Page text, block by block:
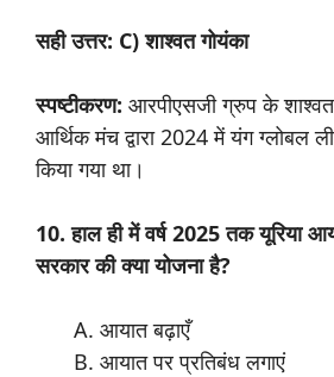
सही उत्तर: C) शाश्वत गोयंका
स्पष्टीकरण: आरपीएसजी ग्रुप के शाश्वत
आर्थिक मंच द्वारा 2024 में यंग ग्लोबल
किया गया था।
10. हाल ही में वर्ष 2025 तक यूरिया
सरकार की क्या योजना है?
आयात बढ़ाएँ
आयात पर प्रतिबंध लगाएं